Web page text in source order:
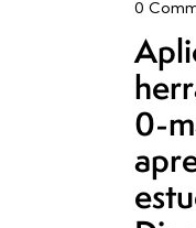
0
0-